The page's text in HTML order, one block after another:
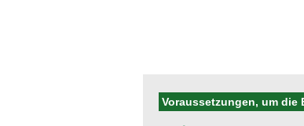
Voraussetzungen, um die